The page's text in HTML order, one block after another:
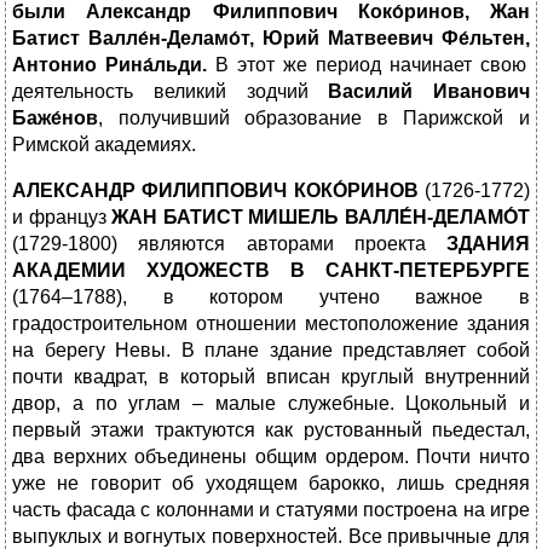
были Александр Филиппович Коко́ринов, Жан
Батист Валле́н-Деламо́т, Юрий Матвеевич Фе́льтен,
Антонио Рина́льди. В этот же период начинает свою
деятельность великий зодчий
Василий Иванович
Баже́нов, получивший образование в Парижской и
Римской академиях.
АЛЕКСАНДР ФИЛИППОВИЧ КОКО́РИНОВ (1726-1772)
и французЖАН БАТИСТ МИШЕЛЬ ВАЛЛЕ́Н-ДЕЛАМО́Т
(1729-1800) являются авторами проекта ЗДАНИЯ
АКАДЕМИИ ХУДОЖЕСТВ В САНКТ-ПЕТЕРБУРГЕ
(1764–1788), в котором учтено важное в
градостроительном отношении местоположение здания
на берегу Невы. В плане здание представляет собой
почти квадрат, в который вписан круглый внутренний
двор, а по углам – малые служебные. Цокольный и
первый этажи трактуются как рустованный пьедестал,
два верхних объединены общим ордером. Почти ничто
уже не говорит об уходящем барокко, лишь средняя
часть фасада с колоннами и статуями построена на игре
выпуклых и вогнутых поверхностей. Все привычные для